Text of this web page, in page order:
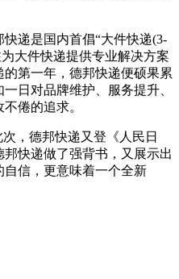
递是国内首倡“大件快递(3-
大件快递提供专业解决方案
第一年，德邦快递便硕果累
日对品牌维护、服务提升、
倦的追求。
，德邦快递又登《人民日
快递做了强背书，又展示出
信，更意味着一个全新